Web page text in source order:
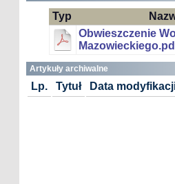
Typ
Obwieszczenie
Artykuły archiwalne
Lp. Tytuł Data